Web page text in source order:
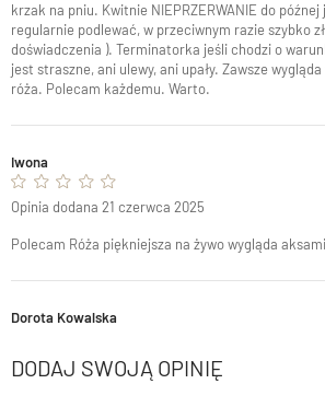
krzak na pniu. Kwitnie NIEPRZERWANIE do
regularnie podlewać, w przeciwnym razie szybko
doświadczenia ). Terminatorka jeśli chodzi o
jest straszne, ani ulewy, ani upały. Zawsze
róża. Polecam każdemu. Warto.
Iwona
Polecam Róża piękniejsza na żywo wygląda
Dorota Kowalska
Opinia dodana 21 czerwca 2025
DODAJ SWOJĄ OPINIĘ